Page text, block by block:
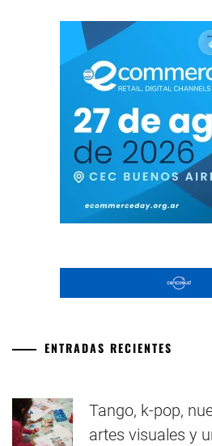
ENTRADAS RECIENTES
Tango, k-pop,
artes visuales y